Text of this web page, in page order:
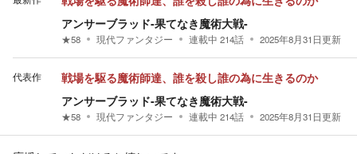
アンサーブラッド-果てなき魔術大戦-
★58 現代ファンタジー 連載中 214話 2025年8月31日更新
代表作 戦場を駆る魔術師達、誰を殺し誰の為に生きるのか
アンサーブラッド-果てなき魔術大戦-
★58 現代ファンタジー 連載中 214話 2025年8月31日更新